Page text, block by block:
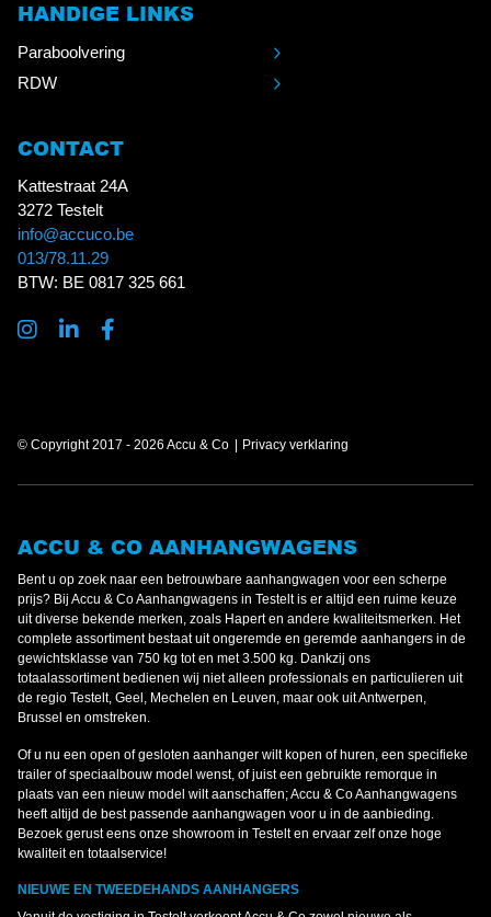
HANDIGE LINKS
Paraboolvering
RDW
CONTACT
Kattestraat 24A
3272 Testelt
info@accuco.be
013/78.11.29
BTW: BE 0817 325 661
© Copyright 2017 - 2026 Accu & Co Privacy verklaring
ACCU & CO AANHANGWAGENS
Bent u op zoek naar een betrouwbare aanhangwagen voor een scherpe
prijs? Bij Accu & Co Aanhangwagens in Testelt is er altijd een ruime keuze
uit diverse bekende merken, zoals Hapert en andere kwaliteitsmerken. Het
complete assortiment bestaat uit ongeremde en geremde aanhangers in de
gewichtsklasse van 750 kg tot en met 3.500 kg. Dankzij ons
totaalassortiment bedienen wij niet alleen professionals en particulieren uit
de regio Testelt, Geel, Mechelen en Leuven, maar ook uit Antwerpen,
Brussel en omstreken.
Of u nu een open of gesloten aanhanger wilt kopen of huren, een specifieke
trailer of speciaalbouw model wenst, of juist een gebruikte remorque in
plaats van een nieuw model wilt aanschaffen; Accu & Co Aanhangwagens
heeft altijd de best passende aanhangwagen voor u in de aanbieding.
Bezoek gerust eens onze showroom in Testelt en ervaar zelf onze hoge
kwaliteit en totaalservice!
NIEUWE EN TWEEDEHANDS AANHANGERS